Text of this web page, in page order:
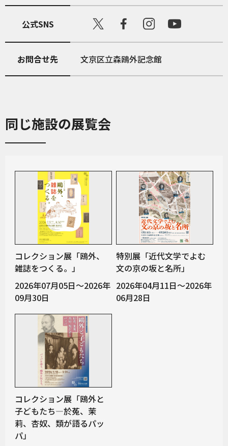
公式SNS
お問合せ先 文京区立森鴎外記念館
同じ施設の展覧会
コレクション展「鴎外、
雑誌をつくる。」
2026年07月05日～2026年
09月30日
特別展「近代文学でよむ
文の京の坂と名所」
2026年04月11日～2026年
06月28日
コレクション展「鴎外と
子どもたち―於菟、茉
莉、杏奴、類が語るパッ
パ」